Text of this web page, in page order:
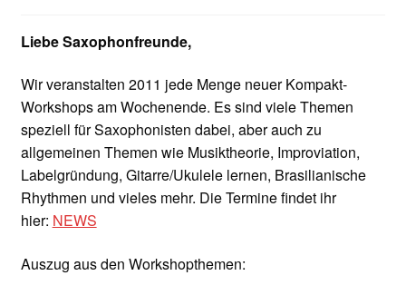
INFOS
Kooperation/Partner
PREISE
TEAM
Liebe Saxophonfreunde,
Wir veranstalten 2011 jede Menge neuer Kompakt-
Workshops am Wochenende. Es sind viele Themen
speziell für Saxophonisten dabei, aber auch zu
allgemeinen Themen wie Musiktheorie, Improviation,
Labelgründung, Gitarre/Ukulele lernen, Brasilianische
Rhythmen und vieles mehr. Die Termine findet ihr
hier: NEWS
Auszug aus den Workshopthemen: